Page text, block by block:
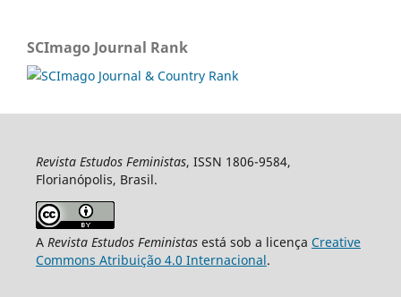
SCImago Journal Rank
Revista Estudos Feministas, ISSN 1806-9584,
Florianópolis, Brasil.
A Revista Estudos Feministasestá sob a licença Creative
Commons Atribuição 4.0 Internacional.